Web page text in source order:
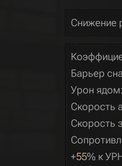
Снижение
Барьер
Урон
Скорость
Скорость
+55% к